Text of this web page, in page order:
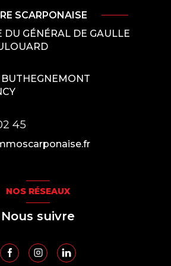
SCARPONAISE
DU GÉNÉRAL DE GAULLE
45
NOS RÉSEAUX
Nous suivre